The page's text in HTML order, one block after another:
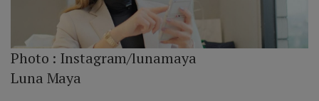
Photo : Instagram/lunamaya
Luna Maya